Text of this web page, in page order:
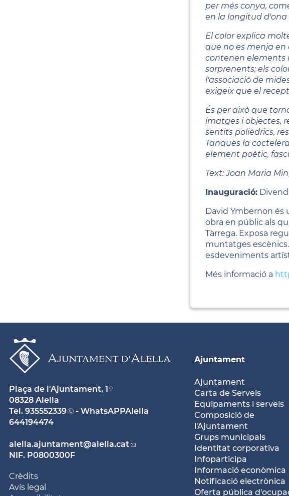
per més conya,
en la longitud d'ona
El color explica
que no es menja
contenen elements
sorprenents; els
l'associació de
exigeix que el
És per això que
imatges i objectes,
sentits polièdrics,
Tanques la
element poètic,
Text: Joan Maria
Inauguració:
David Ymbernon és
obra en públic als
Tàrrega. Exposa
muntatges
esdeveniments
Més informació a
Ajuntament
Ajuntament
Carta de Serveis
Equipaments i serveis
Composició de
l'Ajuntament
Grups municipals
Identitat corporativa
Infoparticipa
Informació econòmica
Notificació electrònica
Oferta pública
Plaça de l'Ajuntament, 1
08328 Alella
Tel. 935552339
- WhatsAPPAlella
644194474
alella.ajuntament@alella.cat
NIF. P0800300F
Crèdits
Avís legal